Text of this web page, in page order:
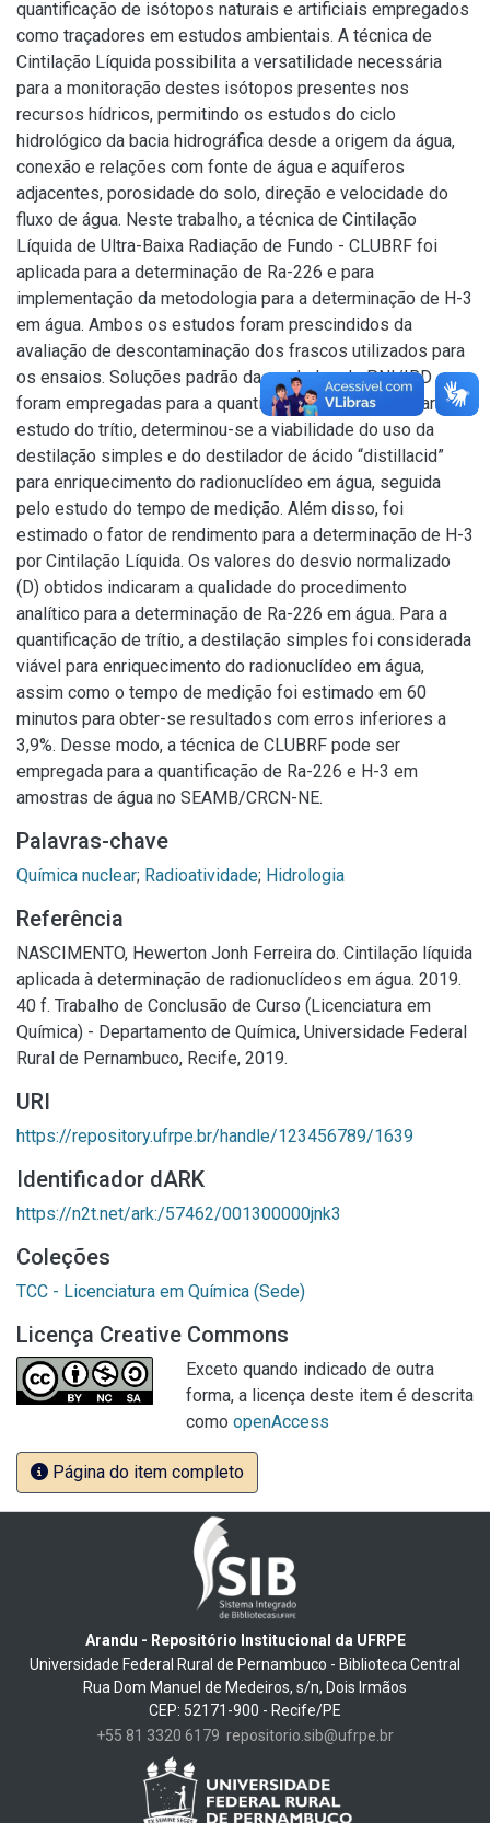
quantificação de isótopos naturais e artificiais empregados
como traçadores em estudos ambientais. A técnica de
Cintilação Líquida possibilita a versatilidade necessária
para a monitoração destes isótopos presentes nos
recursos hídricos, permitindo os estudos do ciclo
hidrológico da bacia hidrográfica desde a origem da água,
conexão e relações com fonte de água e aquíferos
adjacentes, porosidade do solo, direção e velocidade do
fluxo de água. Neste trabalho, a técnica de Cintilação
Líquida de Ultra-Baixa Radiação de Fundo - CLUBRF foi
aplicada para a determinação de Ra-226 e para
implementação da metodologia para a determinação de H-3
em água. Ambos os estudos foram prescindidos da
avaliação de descontaminação dos frascos utilizados para
os ensaios. Soluções padrão das rodadas do PNI/IRD
foram empregadas para a quantificação de Ra-226. Para o
estudo do trítio, determinou-se a viabilidade do uso da
destilação simples e do destilador de ácido “distillacid”
para enriquecimento do radionuclídeo em água, seguida
pelo estudo do tempo de medição. Além disso, foi
estimado o fator de rendimento para a determinação de H-3
por Cintilação Líquida. Os valores do desvio normalizado
(D) obtidos indicaram a qualidade do procedimento
analítico para a determinação de Ra-226 em água. Para a
quantificação de trítio, a destilação simples foi considerada
viável para enriquecimento do radionuclídeo em água,
assim como o tempo de medição foi estimado em 60
minutos para obter-se resultados com erros inferiores a
3,9%. Desse modo, a técnica de CLUBRF pode ser
empregada para a quantificação de Ra-226 e H-3 em
amostras de água no SEAMB/CRCN-NE.
Palavras-chave
Química nuclear; Radioatividade; Hidrologia
Referência
NASCIMENTO, Hewerton Jonh Ferreira do. Cintilação líquida
aplicada à determinação de radionuclídeos em água. 2019.
40 f. Trabalho de Conclusão de Curso (Licenciatura em
Química) - Departamento de Química, Universidade Federal
Rural de Pernambuco, Recife, 2019.
URI
https://repository.ufrpe.br/handle/123456789/1639
Identificador dARK
https://n2t.net/ark:/57462/001300000jnk3
Coleções
TCC - Licenciatura em Química (Sede)
Licença Creative Commons
Exceto quando indicado de outra
forma, a licença deste item é descrita
como openAccess
Página do item completo
Arandu - Repositório Institucional da UFRPE
Universidade Federal Rural de Pernambuco - Biblioteca Central
Rua Dom Manuel de Medeiros, s/n, Dois Irmãos
CEP: 52171-900 - Recife/PE
+55 81 3320 6179 repositorio.sib@ufrpe.br